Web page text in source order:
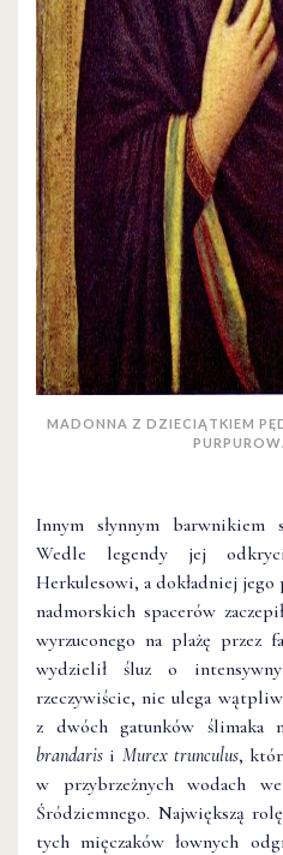
MADONNA Z DZIECIĄTKIEM
Innym słynnym barwnikiem
Wedle legendy jej
Herkulesowi, a dokładniej
nadmorskich spacerów
wyrzuconego na plażę przez
wydzielił śluz o
rzeczywiście, nie ulega
z dwóch gatunków ślimaka
brandaris i Murex trunculus,
w przybrzeżnych wodach
Śródziemnego. Największą
tych mięczaków łownych